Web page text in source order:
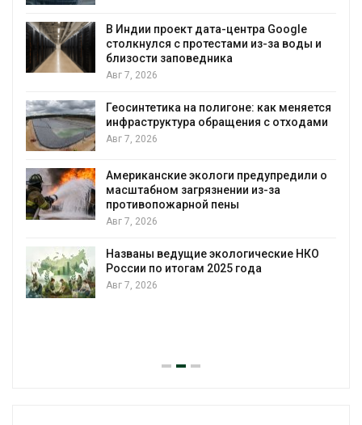
проект дата-центра Google
с протестами из-за воды и
заповедника
2026
на полигоне: как меняется
обращения с отходами
экологи предупредили о
загрязнении из-за
пены
2026
ведущие экологические НКО
по итогам 2025 года
2026
воду
Авг 7, 2026
Авг 7, 2026
уборку
воды